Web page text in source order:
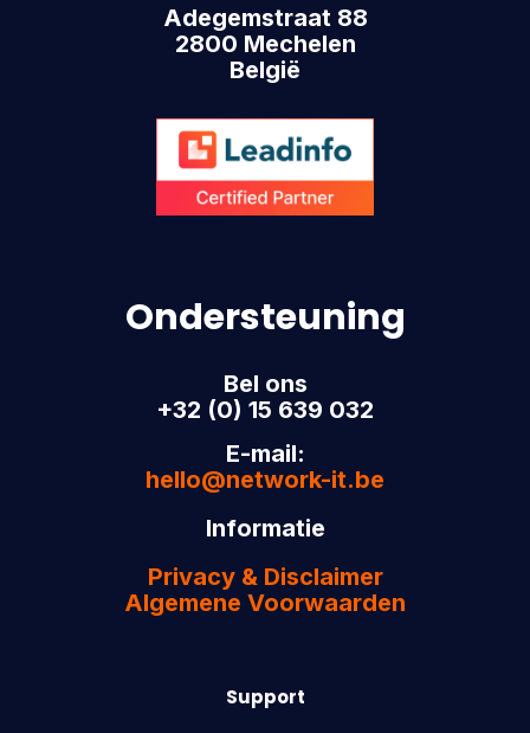
Adegemstraat 88
2800 Mechelen
België
Ondersteuning
Bel ons
+32 (0) 15 639 032
E-mail:
hello@network-it.be
Informatie
Privacy & Disclaimer
Algemene Voorwaarden
Support